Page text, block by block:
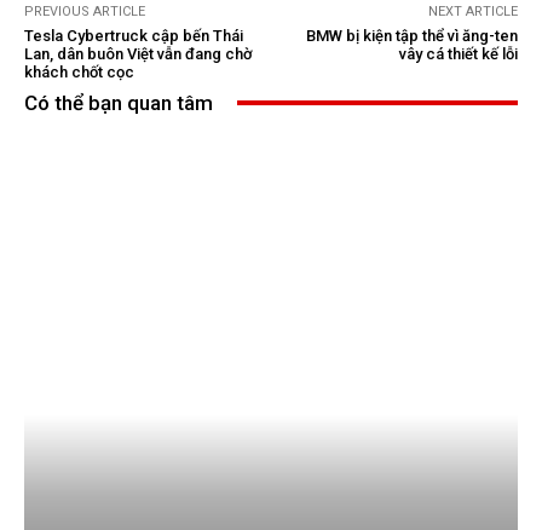
PREVIOUS ARTICLE
Tesla Cybertruck cập bến Thái
Lan, dân buôn Việt vẫn đang chờ
khách chốt cọc
NEXT ARTICLE
BMW bị kiện tập thể vì ăng-ten
vây cá thiết kế lỗi
Có thể bạn quan tâm